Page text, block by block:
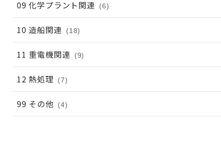
09 化学プラント関連 (6)
10 造船関連 (18)
11 重電機関連 (9)
12 熱処理 (7)
99 その他 (4)